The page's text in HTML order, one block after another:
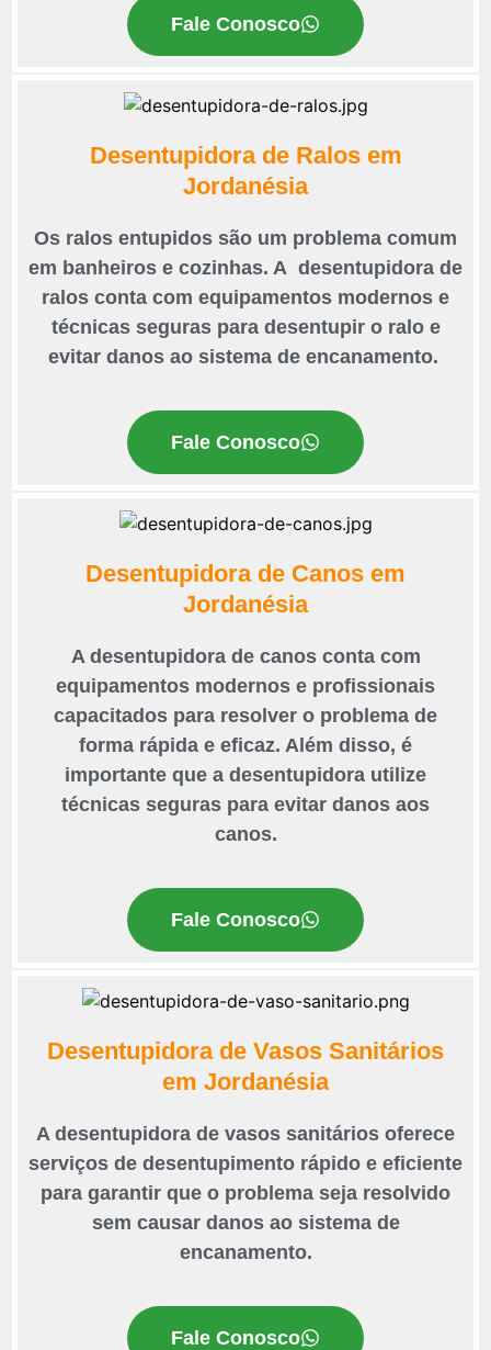
Fale Conosco
Desentupidora de Ralos em
Jordanésia
Os ralos entupidos são um problema comum
em banheiros e cozinhas. A desentupidora de
ralos conta com equipamentos modernos e
técnicas seguras para desentupir o ralo e
evitar danos ao sistema de encanamento.
Fale Conosco
Desentupidora de Canos em
Jordanésia
A desentupidora de canos conta com
equipamentos modernos e profissionais
capacitados para resolver o problema de
forma rápida e eficaz. Além disso, é
importante que a desentupidora utilize
técnicas seguras para evitar danos aos
canos.
Fale Conosco
Desentupidora de Vasos Sanitários
em Jordanésia
A desentupidora de vasos sanitários oferece
serviços de desentupimento rápido e eficiente
para garantir que o problema seja resolvido
sem causar danos ao sistema de
encanamento.
Fale Conosco